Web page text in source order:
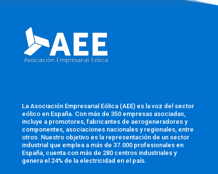
La Asociación Empresarial Eólica (AEE) es la voz del sector
eólico en España. Con más de 350 empresas asociadas,
incluye a promotores, fabricantes de aerogeneradores y
componentes, asociaciones nacionales y regionales, entre
otros. Nuestro objetivo es la representación de un sector
industrial que emplea a más de 37.000 profesionales en
España, cuenta con más de 280 centros industriales y
genera el 24% de la electricidad en el país.